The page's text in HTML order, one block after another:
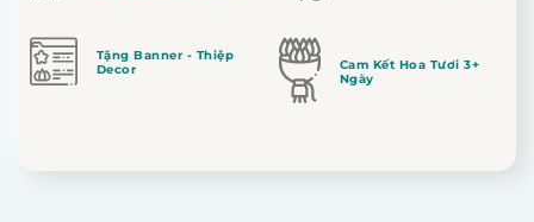
Tặng Banner - Thiệp
Decor
Cam Kết Hoa Tươi 3+
Ngày